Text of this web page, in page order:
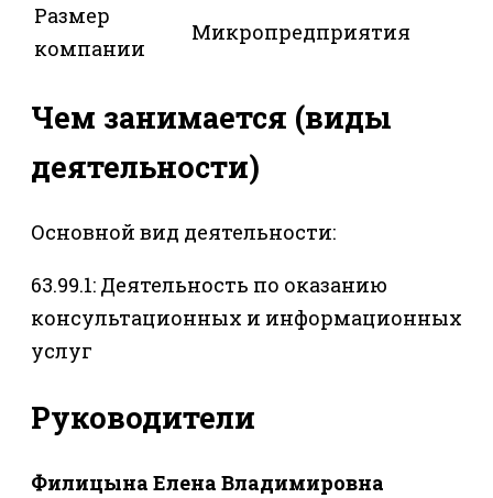
Размер
компании
Микропредприятия
Чем занимается (виды
деятельности)
Основной вид деятельности:
63.99.1: Деятельность по оказанию
консультационных и информационных
услуг
Руководители
Филицына Елена Владимировна